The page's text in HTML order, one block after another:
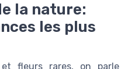
la nature:
les plus
fleurs rares, on parle